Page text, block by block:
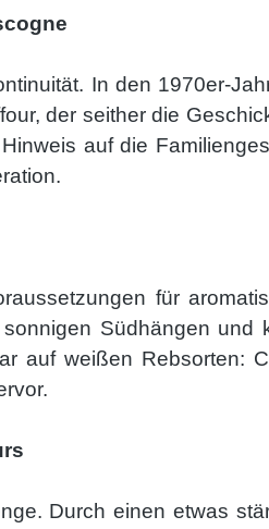
In den 1970er-
der seither die
auf die
für
Südhängen
auf weißen Rebsorten:
. Durch einen etwas